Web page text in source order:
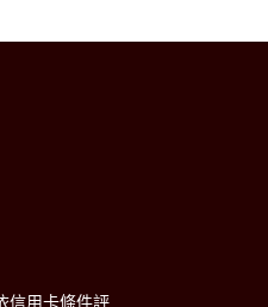
信用卡條件評